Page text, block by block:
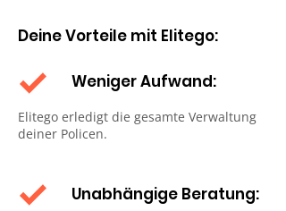
Deine Vorteile mit Elitego:
Weniger Aufwand:
Elitego erledigt die gesamte Verwaltung
deiner Policen.
Unabhängige Beratung: